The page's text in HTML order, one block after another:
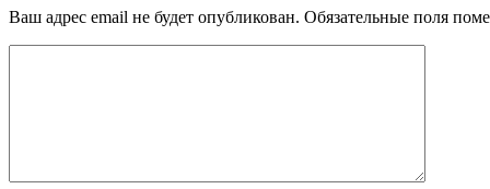
Ваш адрес email не будет опубликован. Обязательные поля